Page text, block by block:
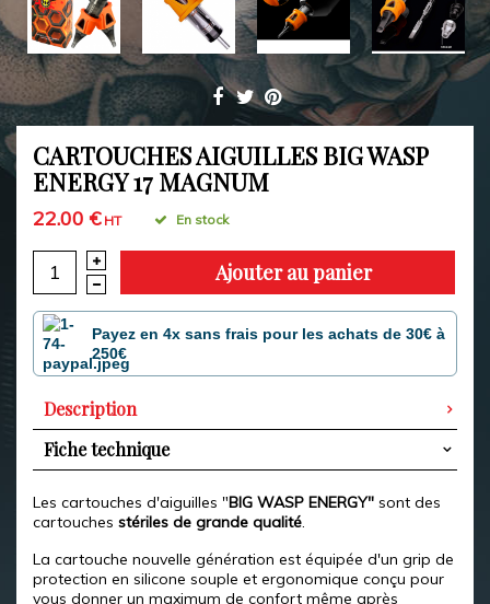
CARTOUCHES AIGUILLES BIG WASP
ENERGY 17 MAGNUM
22.00 €HT En stock
Ajouter au panier
Payez en 4x sans frais pour les achats de 30€ à
250€
Description
Fiche technique
Les cartouches d'aiguilles "BIG WASP ENERGY" sont des
cartouches stériles de grande qualité.
La cartouche nouvelle génération est équipée d'un grip de
protection en silicone souple et ergonomique conçu pour
vous donner un maximum de confort même après